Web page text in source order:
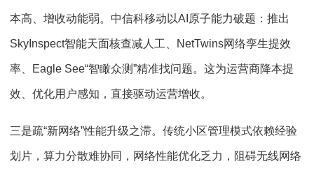
本高、增收动能弱。中信科移动以AI原子能力破题：推出
SkyInspect智能天面核查减人工、NetTwins网络孪生提效
率、Eagle See“智瞰众测”精准找问题。这为运营商降本提
效、优化用户感知，直接驱动运营增收。
三是疏“新网络”性能升级之滞。传统小区管理模式依赖经验
划片，算力分散难协同，网络性能优化乏力，阻碍无线网络